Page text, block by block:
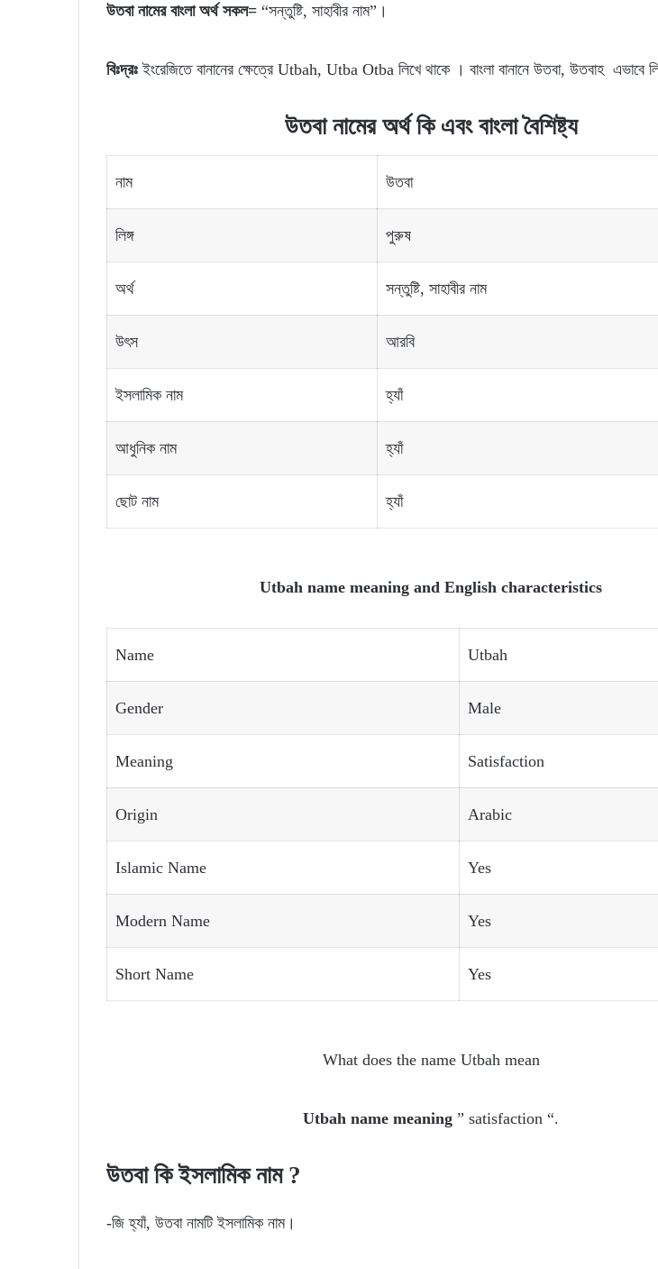
উতবানামের বাংলাঅর্থ সকল= “সন্তুষ্টি, সাহাবীর নাম”।
বিঃদ্রঃ ইংরেজিতে বানানের ক্ষেত্রে Utbah, Utba Otba লিখে থাকে । বাংলা বানানে উতবা, উতবাহ এভাবে
উতবানামের অর্থকি এবং বাংলা বৈশিষ্ট্য
নাম উতবা
লিঙ্গ পুরুষ
অর্থ সন্তুষ্টি, সাহাবীর নাম
উৎস আরবি
ইসলামিক নাম হ্যাঁ
আধুনিক নাম হ্যাঁ
ছোট নাম হ্যাঁ
Utbah name meaning and English characteristics
Name Utbah
Gender Male
Meaning Satisfaction
Origin Arabic
Islamic Name Yes
Modern Name Yes
Short Name Yes
What does the name Utbah mean
Utbah name meaning ” satisfaction “.
উতবাকিইসলামিকনাম ?
-জি হ্যাঁ, উতবা নামটি ইসলামিক নাম।